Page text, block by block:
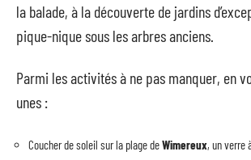
la balade, à la découverte de jardins
pique-nique sous les arbres anciens.
Parmi les activités à ne pas manquer, en
unes :
Coucher de soleil sur la plage deWimereux, un verre